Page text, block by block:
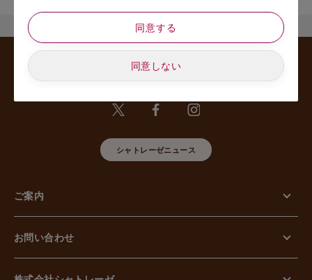
のお申し出があった場合には、請求者がご本人であること
あるいは正式な代理人として認められる方であることを確
な期間と範囲内で対応させていただきます。
5. 個人情報の安全管理のために講じた措置について
に以下の措置をしております。
【組織的安全管理措置】
用、個人情報の取扱い状況を確認する手段の整備、漏えい
等事案に対応する体制の整備、取扱い状況の把握及び安全
管理措置の見直し等に関して、必要な措置を講じていま
個人情報の取扱いに関する留意事項について、従業員に定
持に関する事項を含む誓約書を取得しております。
【物理的安全管理措置】
個人情報を取り扱う区域の管理、機器及び電子媒体等の盗
難等の防止、電子媒体等を持ち運ぶ場合の漏えい等の防
て、必要な措置を講じています。
同意する
同意しない
シャトレーゼニュース
ご案内
お問い合わせ